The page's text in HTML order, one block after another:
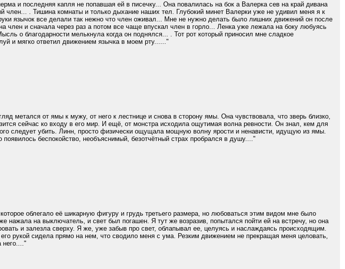
и последняя капля не попавшая ей в писечку... Она повалилась на бок а Валерка сев на край дивана
член... . Тишина комнаты и только дыхание наших тел. Глубокий минет Валерки уже не удивил меня я к
язычок все делали так нежно что член оживал... Мне не нужно делать было лишних движений он после
член и сначала через раз а потом все чаще впускал член в горло... Ленка уже лежала на боку любуясь
о благодарности мелькнула когда он поднялся... . Тот рот который приносил мне сладкое
и мягко ответил движением язычка в моем рту......"
метался от ямы к мужу, от него к лестнице и снова в сторону ямы. Она чувствовала, что зверь близко,
сейчас ко входу в его мир. И ещё, от монстра исходила ощутимая волна ревности. Он знал, кем для
следует убить. Линн, просто физически ощущала мощную волну ярости и ненависти, идущую из ямы.
беспокойство, необъяснимый, безотчётный страх пробрался в душу...."
облегало её шикарную фигуру и грудь третьего размера, но любоваться этим видом мне было
нажала на выключатель, и свет был погашен. Я тут же возразив, попытался пойти ей на встречу, но она
и залезла сверху. Я же, уже забыв про свет, облапывал ее, целуясь и наслаждаясь происходящим.
рукой сидела прямо на нем, что сводило меня с ума. Резким движением не прекращая меня целовать,
него...."